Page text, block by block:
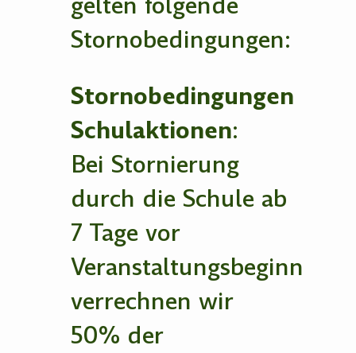
Stornobedingungen:
Stornobedingungen
Schulaktionen:
Bei Stornierung
durch die Schule ab
7 Tage vor
Veranstaltungsbeginn
verrechnen wir
50% der